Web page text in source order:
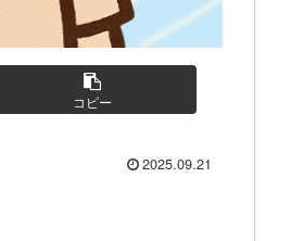
コピー
2025.09.21